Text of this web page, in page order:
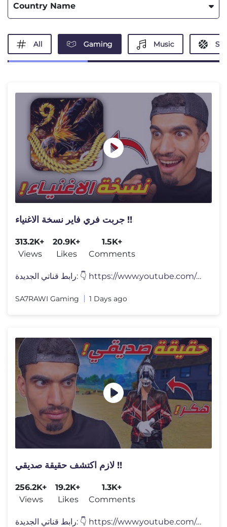
Country Name
All Gaming Music
جربت فري فاير نسخة الاغنياء !!
313.2K+
Views
20.9K+
Likes
1.5K+
Comments
رابط قناتي الجديدة: 👇 https://www.youtube.com/chann
SA7RAWI Gaming 1 Days ago
لازم اكتشف حقيقة صديقي !!
256.2K+
Views
19.2K+
Likes
1.3K+
Comments
رابط قناتي الجديدة: 👇 https://www.youtube.com/chann